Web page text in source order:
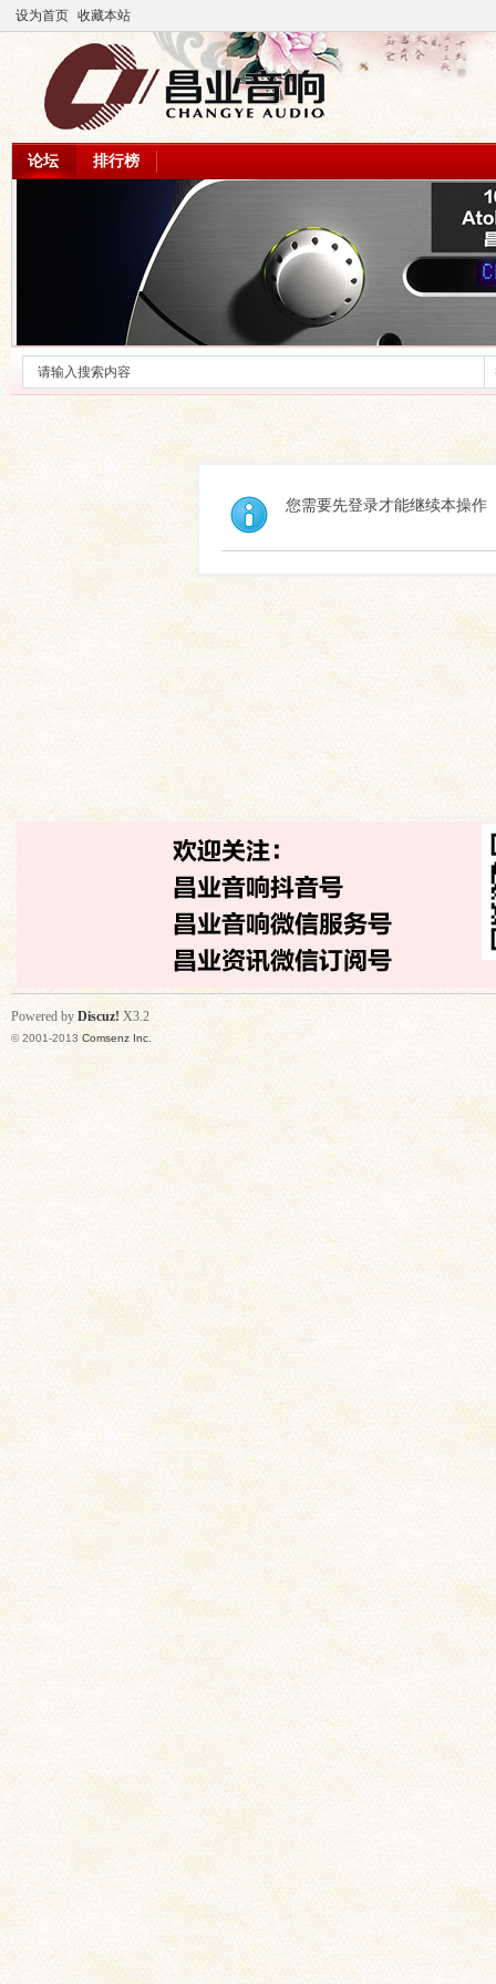
设为首页 收藏本站
论坛 排行榜
您需要先登录才能继续本操作
Powered by Discuz! X3.2
© 2001-2013 Comsenz Inc.